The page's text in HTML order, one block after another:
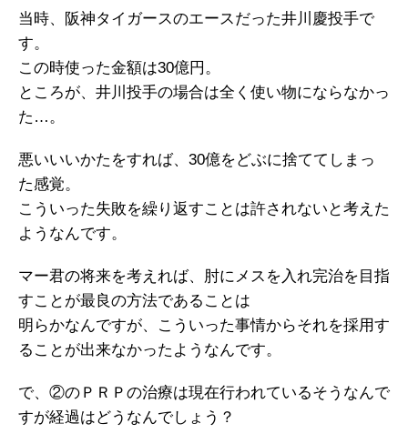
当時、阪神タイガースのエースだった井川慶投手で
す。
この時使った金額は30億円。
ところが、井川投手の場合は全く使い物にならなかっ
た…。
悪いいいかたをすれば、30億をどぶに捨ててしまっ
た感覚。
こういった失敗を繰り返すことは許されないと考えた
ようなんです。
マー君の将来を考えれば、肘にメスを入れ完治を目指
すことが最良の方法であることは
明らかなんですが、こういった事情からそれを採用す
ることが出来なかったようなんです。
で、②のＰＲＰの治療は現在行われているそうなんで
すが経過はどうなんでしょう？